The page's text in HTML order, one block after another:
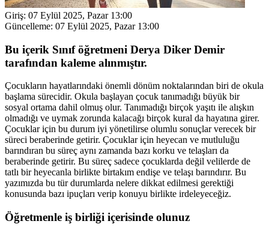
Giriş: 07 Eylül 2025, Pazar 13:00
Güncelleme: 07 Eylül 2025, Pazar 13:00
Bu içerik Sınıf öğretmeni Derya Diker Demir
tarafından kaleme alınmıştır.
Çocukların hayatlarındaki önemli dönüm noktalarından biri de okula
başlama sürecidir. Okula başlayan çocuk tanımadığı büyük bir
sosyal ortama dahil olmuş olur. Tanımadığı birçok yaşıtı ile alışkın
olmadığı ve uymak zorunda kalacağı birçok kural da hayatına girer.
Çocuklar için bu durum iyi yönetilirse olumlu sonuçlar verecek bir
süreci beraberinde getirir. Çocuklar için heyecan ve mutluluğu
barındıran bu süreç aynı zamanda bazı korku ve telaşları da
beraberinde getirir. Bu süreç sadece çocuklarda değil velilerde de
tatlı bir heyecanla birlikte birtakım endişe ve telaşı barındırır. Bu
yazımızda bu tür durumlarda nelere dikkat edilmesi gerektiği
konusunda bazı ipuçları verip konuyu birlikte irdeleyeceğiz.
Öğretmenle iş birliği içerisinde olunuz